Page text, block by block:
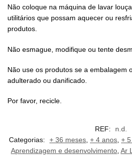
Não coloque na máquina de lavar
utilitários que possam aquecer ou
produtos.
Não esmague, modifique ou tente
Não use os produtos se a embalagem
adulterado ou danificado.
Por favor, recicle.
REF:
n.d.
Categorias:
+ 36 meses + 4 anos +
Aprendizagem e desenvolvimento Ar